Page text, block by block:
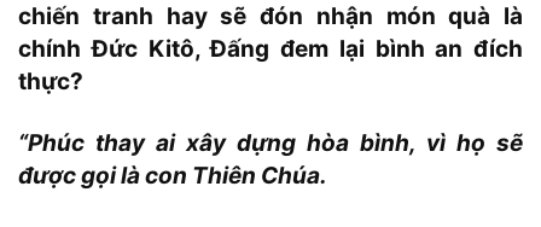
chiến tranh hay sẽ đón nhận món quà là
chính Đức Kitô, Đấng đem lại bình an đích
thực?
“Phúc thay ai xây dựng hòa bình, vì họ sẽ
được gọi là con Thiên Chúa.